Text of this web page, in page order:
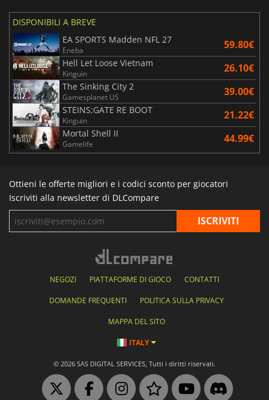
DISPONIBILI A BREVE
EA SPORTS Madden NFL 27
Eneba 59.80€
Hell Let Loose Vietnam
Kinguin 26.10€
The Sinking City 2
Gamesplanet US 39.00€
STEINS;GATE RE BOOT
Kinguin 21.22€
Mortal Shell II
Gamelife 44.99€
Ottieni le offerte migliori e i codici sconto per giocatori
Iscriviti alla newsletter di DLCompare
NEGOZI PIATTAFORME DI GIOCO CONTATTI
DOMANDE FREQUENTI POLITICA SULLA PRIVACY
MAPPA DEL SITO
ITALY
© 2026 SAS DIGITAL SERVICES, Tutti i diritti riservati.